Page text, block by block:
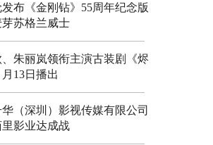
布《金刚钻》55周年纪念版
苏格兰威士
、朱丽岚领衔主演古装剧《烬
13日播出
华（深圳）影视传媒有限公司
影业达成战